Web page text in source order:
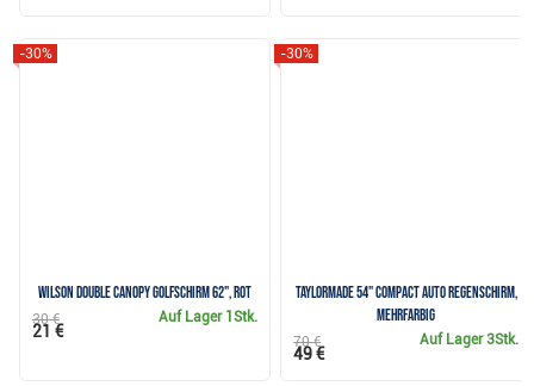
Wilson Double Canopy Golfschirm 62", rot
-30%
Auf Lager 1Stk.
30 €
21 €
TaylorMade 54" Compact Auto Regenschirm,
mehrfarbig
-30%
Auf Lager3Stk.
70 €
49 €